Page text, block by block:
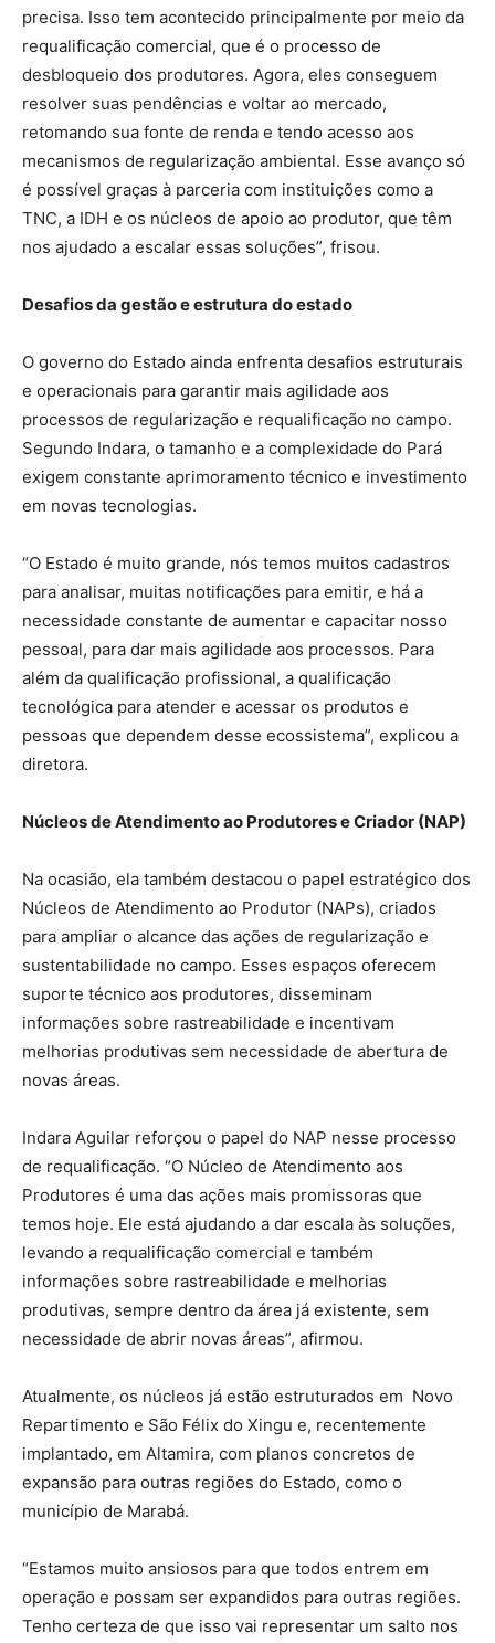
precisa. Isso tem acontecido principalmente por meio da
requalificação comercial, que é o processo de
desbloqueio dos produtores. Agora, eles conseguem
resolver suas pendências e voltar ao mercado,
retomando sua fonte de renda e tendo acesso aos
mecanismos de regularização ambiental. Esse avanço só
é possível graças à parceria com instituições como a
TNC, a IDH e os núcleos de apoio ao produtor, que têm
nos ajudado a escalar essas soluções”, frisou.
Desafios da gestão e estrutura do estado
O governo do Estado ainda enfrenta desafios estruturais
e operacionais para garantir mais agilidade aos
processos de regularização e requalificação no campo.
Segundo Indara, o tamanho e a complexidade do Pará
exigem constante aprimoramento técnico e investimento
em novas tecnologias.
“O Estado é muito grande, nós temos muitos cadastros
para analisar, muitas notificações para emitir, e há a
necessidade constante de aumentar e capacitar nosso
pessoal, para dar mais agilidade aos processos. Para
além da qualificação profissional, a qualificação
tecnológica para atender e acessar os produtos e
pessoas que dependem desse ecossistema”, explicou a
diretora.
Núcleos de Atendimento ao Produtores e Criador (NAP)
Na ocasião, ela também destacou o papel estratégico dos
Núcleos de Atendimento ao Produtor (NAPs), criados
para ampliar o alcance das ações de regularização e
sustentabilidade no campo. Esses espaços oferecem
suporte técnico aos produtores, disseminam
informações sobre rastreabilidade e incentivam
melhorias produtivas sem necessidade de abertura de
novas áreas.
Indara Aguilar reforçou o papel do NAP nesse processo
de requalificação. “O Núcleo de Atendimento aos
Produtores é uma das ações mais promissoras que
temos hoje. Ele está ajudando a dar escala às soluções,
levando a requalificação comercial e também
informações sobre rastreabilidade e melhorias
produtivas, sempre dentro da área já existente, sem
necessidade de abrir novas áreas”, afirmou.
Atualmente, os núcleos já estão estruturados em Novo
Repartimento e São Félix do Xingu e, recentemente
implantado, em Altamira, com planos concretos de
expansão para outras regiões do Estado, como o
município de Marabá.
“Estamos muito ansiosos para que todos entrem em
operação e possam ser expandidos para outras regiões.
Tenho certeza de que isso vai representar um salto nos